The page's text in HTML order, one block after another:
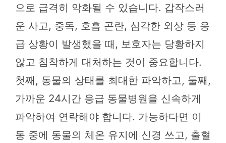
으로 급격히 악화될 수 있습니다. 갑작스러
운 사고, 중독, 호흡 곤란, 심각한 외상 등 응
급 상황이 발생했을 때, 보호자는 당황하지
않고 침착하게 대처하는 것이 중요합니다.
첫째, 동물의 상태를 최대한 파악하고, 둘째,
가까운 24시간 응급 동물병원을 신속하게
파악하여 연락해야 합니다. 가능하다면 이
동 중에 동물의 체온 유지에 신경 쓰고, 출혈